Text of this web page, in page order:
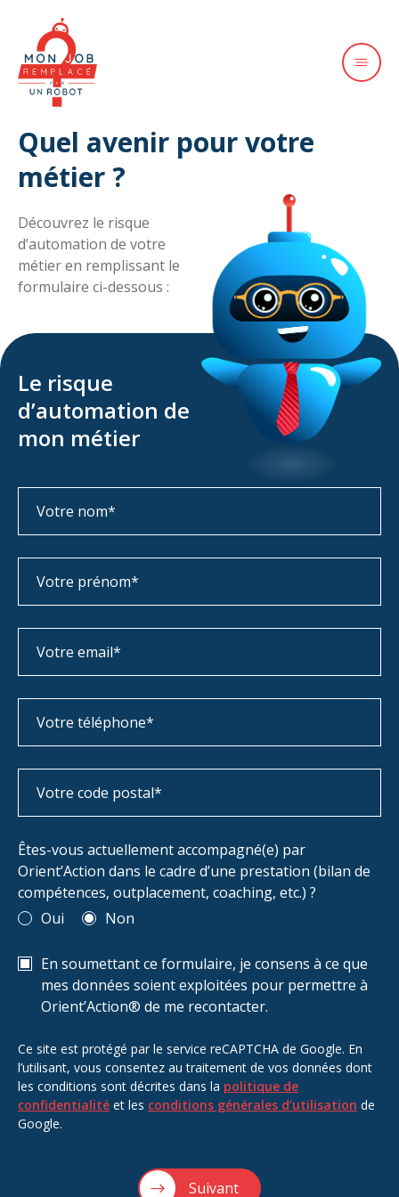
Quel avenir pour votre
métier ?
Découvrez le risque
d’automation de votre
métier en remplissant le
formulaire ci-dessous :
Le risque
d’automation de
mon métier
Êtes-vous actuellement accompagné(e) par
Orient’Action dans le cadre d’une prestation (bilan de
compétences, outplacement, coaching, etc.) ?
Oui
Non
En soumettant ce formulaire, je consens à ce que
mes données soient exploitées pour permettre à
Orient’Action® de me recontacter.
Ce site est protégé par le service reCAPTCHA de Google. En
l’utilisant, vous consentez au traitement de vos données dont
les conditions sont décrites dans la politique de
confidentialité et les conditions générales d’utilisation de
Google.
Suivant